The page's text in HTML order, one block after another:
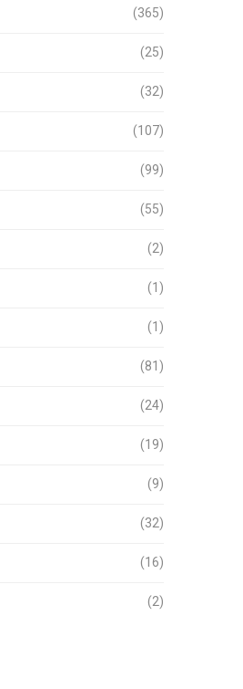
(365)
(25)
(32)
(107)
(99)
(55)
(2)
(1)
(1)
(81)
(24)
(19)
(9)
(32)
(16)
(2)